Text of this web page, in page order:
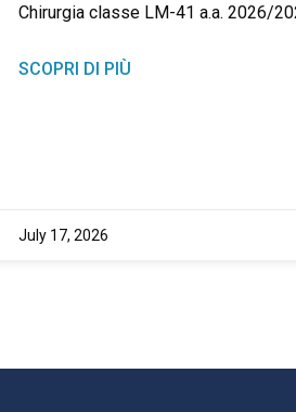
Chirurgia classe LM-41 a.a. 2026/
SCOPRI DI PIÙ
July 17, 2026